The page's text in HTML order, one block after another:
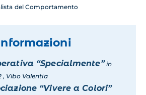
del Comportamento
“Specialmente”in
, Vibo Valentia
“Vivere a Colori”